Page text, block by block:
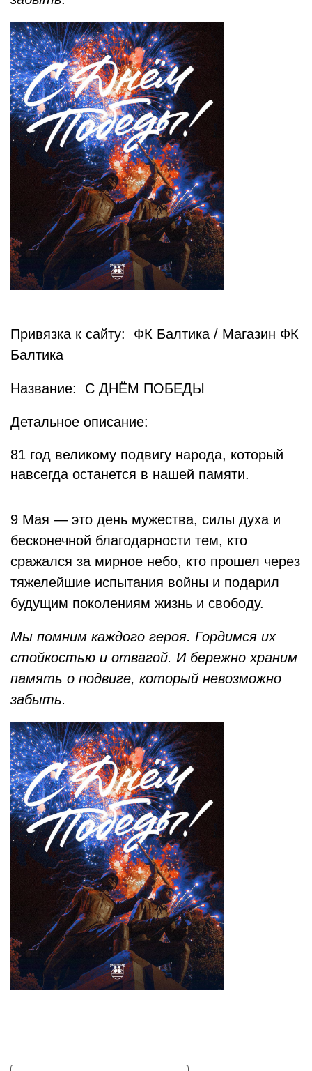
Привязка к сайту: ФК Балтика / Магазин ФК
Балтика
Название: С ДНЁМ ПОБЕДЫ
Детальное описание:
81 год великому подвигу народа, который
навсегда останется в нашей памяти.
9 Мая — это день мужества, силы духа и
бесконечной благодарности тем, кто
сражался за мирное небо, кто прошел через
тяжелейшие испытания войны и подарил
будущим поколениям жизнь и свободу.
Мы помним каждого героя. Гордимся их
стойкостью и отвагой. И бережно храним
память о подвиге, который невозможно
забыть.